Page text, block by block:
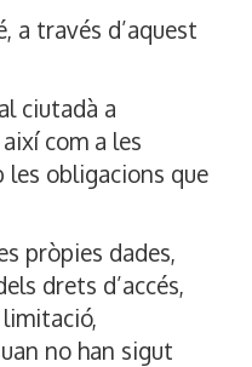
a través d’aquest
ciutadà a
com a les
les obligacions que
pròpies dades,
drets d’accés,
limitació,
no han sigut